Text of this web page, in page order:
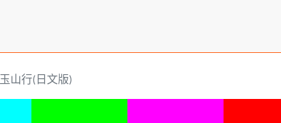
玉山行(日文版)